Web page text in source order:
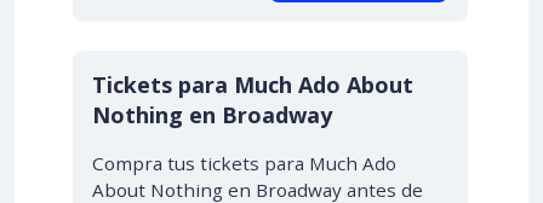
Tickets para Much Ado About
Nothing en Broadway
Compra tus tickets para Much Ado
About Nothing en Broadway antes de